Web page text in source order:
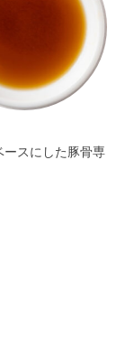
ースにした豚骨専